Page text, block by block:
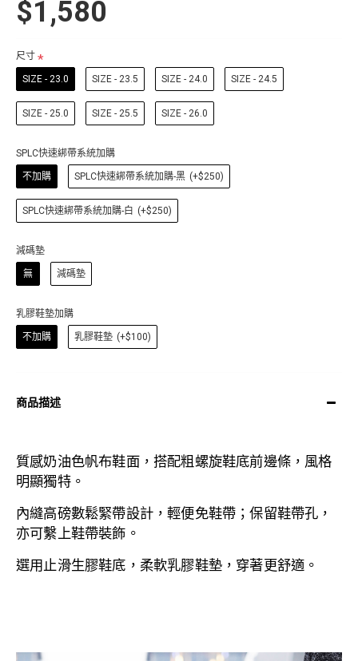
$1,580
尺寸
SIZE - 23.0 SIZE - 23.5 SIZE - 24.0 SIZE - 24.5
SIZE - 25.0 SIZE - 25.5 SIZE - 26.0
SPLC快速綁帶系統加購
不加購 SPLC快速綁帶系統加購-黑 (+$250)
SPLC快速綁帶系統加購-白 (+$250)
減碼墊
無 減碼墊
乳膠鞋墊加購
不加購 乳膠鞋墊 (+$100)
商品描述
質感奶油色帆布鞋面 ，搭配粗螺旋鞋底前邊條，風格
明顯獨特。
內縫高磅數鬆緊帶設計 ，輕便免鞋帶；保留鞋帶孔，
亦可繫上鞋帶裝飾。
選用止滑生膠鞋底， 柔軟乳膠鞋墊，穿著更舒適。